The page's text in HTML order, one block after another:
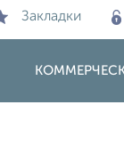
Закладки